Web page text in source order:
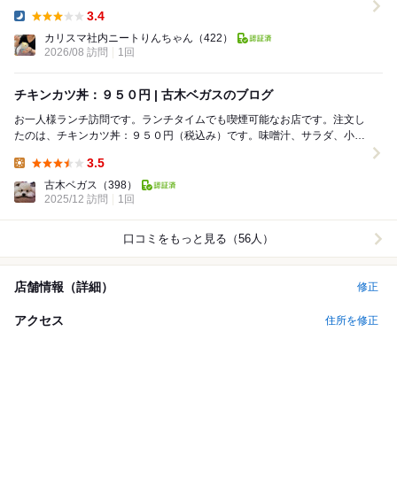
3.4
カリスマ社内ニートりんちゃん （422）
2026/08 訪問
1回
チキンカツ丼：９５０円 | 古木ベガスのブログ
お一人様ランチ訪問です。ランチタイムでも喫煙可能なお店です。注文し
たのは、チキンカツ丼：９５０円（税込み）です。味噌汁、サラダ、小鉢
3.5
古木ベガス （398）
2025/12 訪問
1回
口コミをもっと見る（56人）
店舗情報（詳細） 修正
アクセス 住所を修正